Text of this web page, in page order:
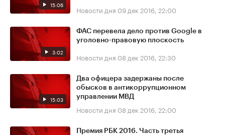
15:06 Новости дня 09 дек 2016, 22:00
3:02
ФАС перевела дело против Google в
уголовно-правовую плоскость
Новости дня 08 дек 2016, 22:30
15:03
Два офицера задержаны после
обысков в антикоррупционном
управлении МВД
Новости дня 08 дек 2016, 22:00
Премия РБК 2016. Часть третья